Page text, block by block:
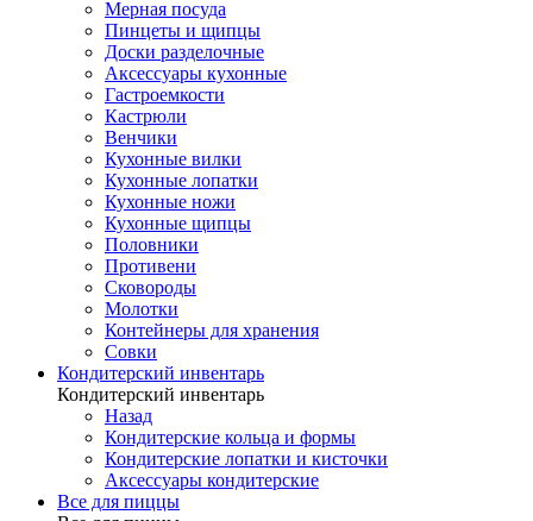
Мерная посуда
Пинцеты и щипцы
Доски разделочные
Аксессуары кухонные
Гастроемкости
Кастрюли
Венчики
Кухонные вилки
Кухонные лопатки
Кухонные ножи
Кухонные щипцы
Половники
Противени
Сковороды
Молотки
Контейнеры для хранения
Совки
Кондитерский инвентарь
Кондитерский инвентарь
Назад
Кондитерские кольца и формы
Кондитерские лопатки и кисточки
Аксессуары кондитерские
Все для пиццы